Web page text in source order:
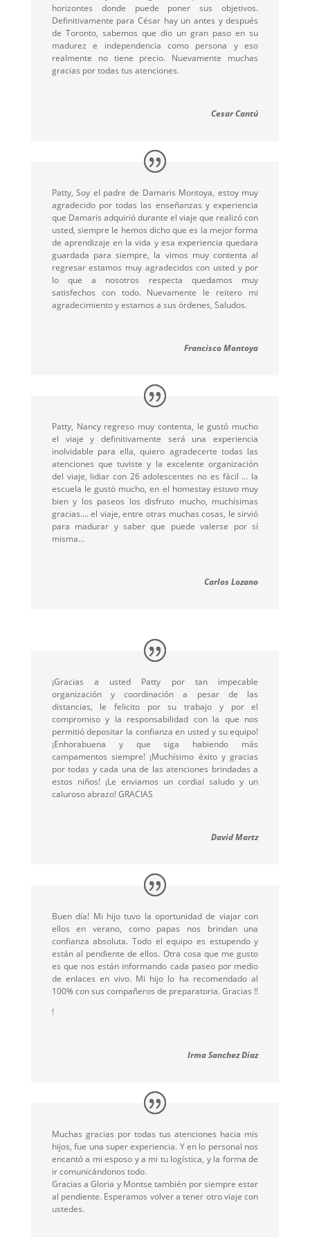
horizontes donde puede poner sus objetivos.
Definitivamente para César hay un antes y después
de Toronto, sabemos que dio un gran paso en su
madurez e independencia como persona y eso
realmente no tiene precio. Nuevamente muchas
gracias por todas tus atenciones.
Cesar Cantú
Patty, Soy el padre de Damaris Montoya, estoy muy
agradecido por todas las enseñanzas y experiencia
que Damaris adquirió durante el viaje que realizó con
usted, siempre le hemos dicho que es la mejor forma
de aprendizaje en la vida y esa experiencia quedara
guardada para siempre, la vimos muy contenta al
regresar estamos muy agradecidos con usted y por
lo que a nosotros respecta quedamos muy
satisfechos con todo. Nuevamente le reitero mi
agradecimiento y estamos a sus órdenes, Saludos.
Francisco Montoya
Patty, Nancy regreso muy contenta, le gustó mucho
el viaje y definitivamente será una experiencia
inolvidable para ella, quiero agradecerte todas las
atenciones que tuviste y la excelente organización
del viaje, lidiar con 26 adolescentes no es fácil … la
escuela le gustó mucho, en el homestay estuvo muy
bien y los paseos los disfruto mucho, muchísimas
gracias…. el viaje, entre otras muchas cosas, le sirvió
para madurar y saber que puede valerse por sí
misma…
Carlos Lozano
¡Gracias a usted Patty por tan impecable
organización y coordinación a pesar de las
distancias, le felicito por su trabajo y por el
compromiso y la responsabilidad con la que nos
permitió depositar la confianza en usted y su equipo!
¡Enhorabuena y que siga habiendo más
campamentos siempre! ¡Muchísimo éxito y gracias
por todas y cada una de las atenciones brindadas a
estos niños! ¡Le enviamos un cordial saludo y un
caluroso abrazo! GRACIAS
David Martz
Buen día! Mi hijo tuvo la oportunidad de viajar con
ellos en verano, como papas nos brindan una
confianza absoluta. Todo el equipo es estupendo y
están al pendiente de ellos. Otra cosa que me gusto
es que nos están informando cada paseo por medio
de enlaces en vivo. Mi hijo lo ha recomendado al
100% con sus compañeros de preparatoria. Gracias !!
!
Irma Sanchez Diaz
Muchas gracias por todas tus atenciones hacia mis
hijos, fue una super experiencia. Y en lo personal nos
encantó a mi esposo y a mi tu logística, y la forma de
ir comunicándonos todo.
Gracias a Gloria y Montse también por siempre estar
al pendiente. Esperamos volver a tener otro viaje con
ustedes.